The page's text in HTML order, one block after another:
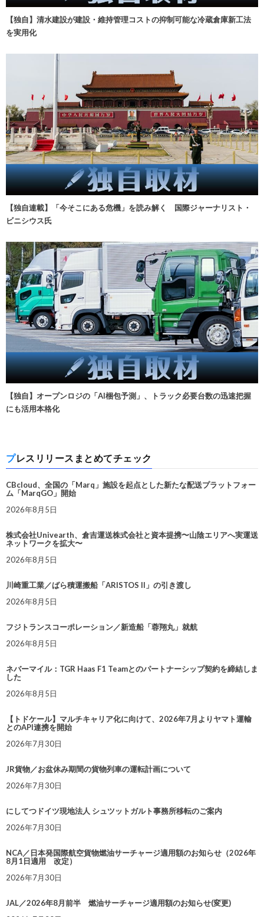
【独自】清水建設が建設・維持管理コストの抑制可能な冷蔵倉庫新工法
を実用化
【独自連載】「今そこにある危機」を読み解く 国際ジャーナリスト・
ビニシウス氏
【独自】オープンロジの「AI梱包予測」、トラック必要台数の迅速把握
にも活用本格化
プレスリリースまとめてチェック
CBcloud、全国の「Marq」施設を起点とした新たな配送プラットフォー
ム「MarqGO」開始
2026年8月5日
株式会社Univearth、倉吉運送株式会社と資本提携〜山陰エリアへ実運送
ネットワークを拡大〜
2026年8月5日
川崎重工業／ばら積運搬船「ARISTOS II」の引き渡し
2026年8月5日
フジトランスコーポレーション／新造船「蓉翔丸」就航
2026年8月5日
ネバーマイル：TGR Haas F1 Teamとのパートナーシップ契約を締結しま
した
2026年8月5日
【トドケール】マルチキャリア化に向けて、2026年7月よりヤマト運輸
とのAPI連携を開始
2026年7月30日
JR貨物／お盆休み期間の貨物列車の運転計画について
2026年7月30日
にしてつドイツ現地法人 シュツットガルト事務所移転のご案内
2026年7月30日
NCA／日本発国際航空貨物燃油サーチャージ適用額のお知らせ（2026年
8月1日適用 改定）
2026年7月30日
JAL／2026年8月前半 燃油サーチャージ適用額のお知らせ(変更)